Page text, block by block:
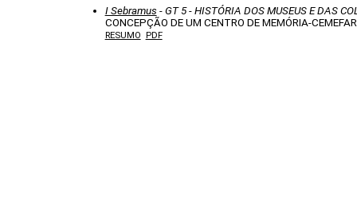
I Sebramus - GT 5 - HISTÓRIA DOS MUSEUS E DAS
CONCEPÇÃO DE UM CENTRO DE MEMÓRIA-CEMEFAR
RESUMO PDF